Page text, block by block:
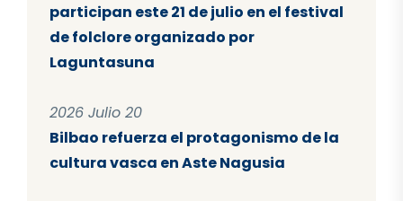
participan este 21 de julio en el festival
de folclore organizado por
Laguntasuna
2026 Julio 20
Bilbao refuerza el protagonismo de la
cultura vasca en Aste Nagusia